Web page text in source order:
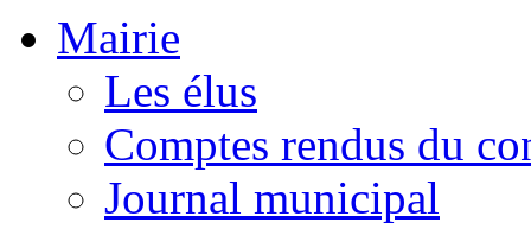
Mairie
Les élus
Comptes rendus du
Journal municipal